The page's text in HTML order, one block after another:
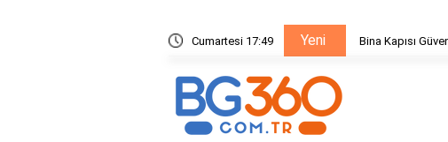
Cumartesi 17:49 Yeni
Sistemleri: Akıllı Kilit ve Çelik Gövde Çözümleri Bina Kapısı